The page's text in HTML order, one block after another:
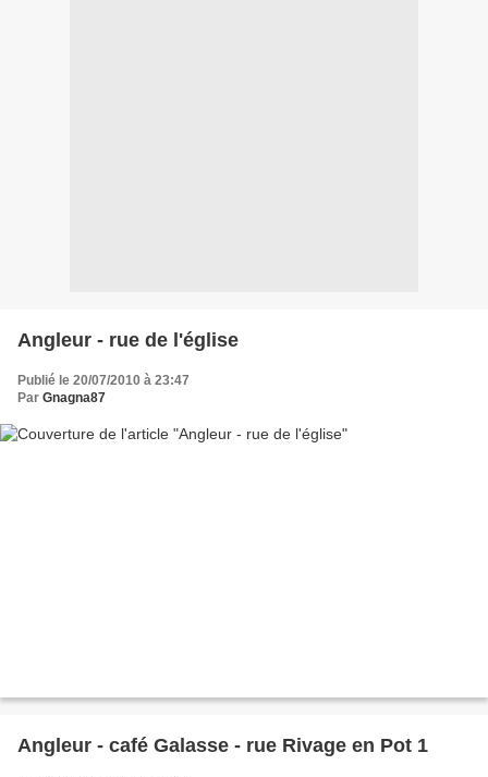
Angleur - rue de l'église
Publié le 20/07/2010 à 23:47
Par Gnagna87
Angleur - café Galasse - rue Rivage en Pot 1